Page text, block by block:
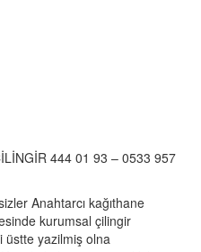
444 01 93 – 0533 957
Anahtarcı kağıthane
kurumsal çilingir
üstte yazilmiş olna